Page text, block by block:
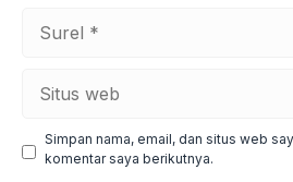
web
Simpan nama, email, dan situs web
komentar saya berikutnya.